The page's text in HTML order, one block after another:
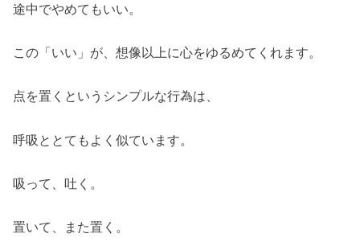
途中でやめてもいい。
この「いい」が、想像以上に心をゆるめてくれます。
点を置くというシンプルな行為は、
呼吸ととてもよく似ています。
吸って、吐く。
置いて、また置く。